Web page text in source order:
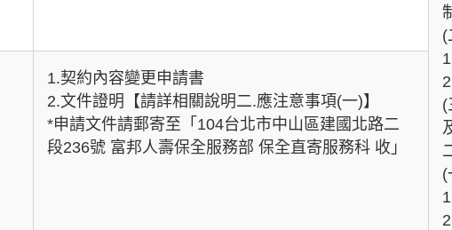
(
(
(
1.契約內容變更申請書
2.文件證明【請詳相關說明二.應注意事項(一)】
*申請文件請郵寄至「104台北市中山區建國北路二
段236號 富邦人壽保全服務部 保全直寄服務科 收」